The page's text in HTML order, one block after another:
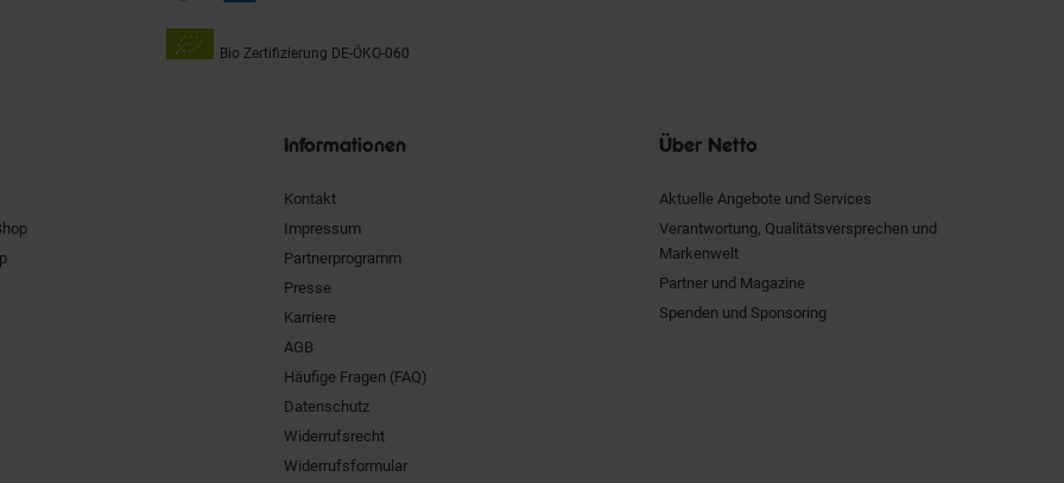
Bio Zertifizierung DE-ÖKO-060
Informationen
Kontakt
Impressum
Partnerprogramm
Presse
Karriere
AGB
Häufige Fragen (FAQ)
Datenschutz
Widerrufsrecht
Widerrufsformular
Über Netto
Aktuelle Angebote und Services
Verantwortung, Qualitätsversprechen und
Markenwelt
Partner und Magazine
Spenden und Sponsoring